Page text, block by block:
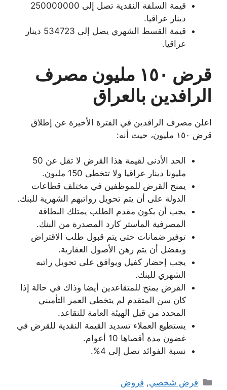
قيمة السلفة النقدية تصل إلى 250000000
دينار عراقيا.
قيمة القسط الشهري يصل إلى 534723 دينار
عراقيا.
قرض ١٥٠ مليون مصرف
الرافدين بالعراق
اعلن مصرف الرافدين في الفترة الأخيرة عن إطلاق
قرض ١٥٠ مليون، حيث أنه:
الحد الأدنى لقيمة هذا القرض لا تقل عن 50
مليونا دينار عراقيا ولا تتخطى 150 مليون.
يمنح القرض للموظفين في مختلف قطاعات
الدولة على أن يتم تحويل رواتبهم الشهرية للبنك.
يجب أن يكون مقدم الطلب يمتلك البطاقة
المصرفية الماستر كارد المصدرة من البنك.
توفير ضمانات حتى يتم قبول طلب الاقتراض
ويفضل أن يتم رهن الأصول العقارية.
يجب إحضار كفيل ويوافق على تحويل راتبه
الشهري للبنك.
القرض يمنح للمتقاعدين أيضا وذاك في حالة إذا
كان سن المتقدم لم يتخطى العمر التأميني
المحدد من قبل الهيئة العامة للتقاعد.
يستطيع العملاء تسديد القيمة النقدية للقرض في
غضون مدة أقصاها 10 أعوام.
نسبة الفوائد تصل إلى 4%.
التصنيفات
قرض شخصي, قروض